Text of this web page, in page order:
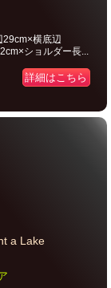
29cm×横底辺
ショルダー長...
詳細はこちら
a Lake